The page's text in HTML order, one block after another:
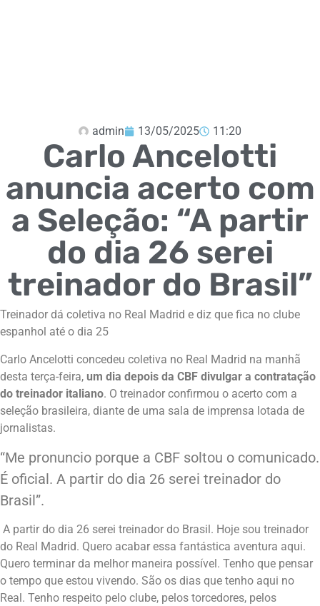
admin 13/05/2025 11:20
Carlo Ancelotti
anuncia acerto com
a Seleção: “A partir
do dia 26 serei
treinador do Brasil”
Treinador dá coletiva no Real Madrid e diz que fica no clube
espanhol até o dia 25
Carlo Ancelotti concedeu coletiva no Real Madrid na manhã
desta terça-feira, um dia depois da CBF divulgar a contratação
do treinador italiano. O treinador confirmou o acerto com a
seleção brasileira, diante de uma sala de imprensa lotada de
jornalistas.
“Me pronuncio porque a CBF soltou o comunicado.
É oficial. A partir do dia 26 serei treinador do
Brasil”.
A partir do dia 26 serei treinador do Brasil. Hoje sou treinador
do Real Madrid. Quero acabar essa fantástica aventura aqui.
Quero terminar da melhor maneira possível. Tenho que pensar
o tempo que estou vivendo. São os dias que tenho aqui no
Real. Tenho respeito pelo clube, pelos torcedores, pelos